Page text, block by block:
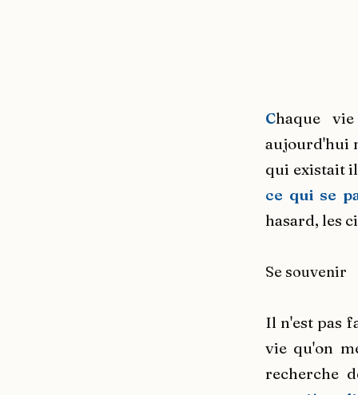
Chaque
aujourd'hui
qui existait
ce qui se
hasard, les
Se souvenir
Il n'est pas
vie qu'on
recherche